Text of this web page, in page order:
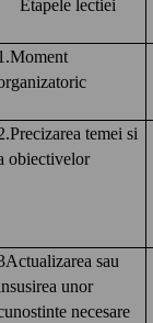
Etapele lectiei
temei si
obiectivelor
sau
unor
necesare